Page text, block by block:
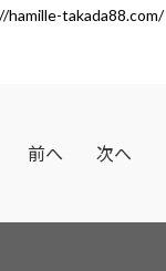
hamille-takada88.com/
前へ 次へ